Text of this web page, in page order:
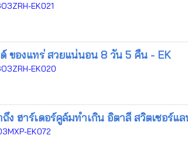
EK021
ของแทร่ สวยแน่นอน 8 วัน 5 คืน - EK
EK020
ง ฮาร์เดอร์คูล์มทำเกิน อิตาลี สวิตเซอร์แ
EK072